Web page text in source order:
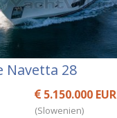
Navetta 28
5.150.000 EUR
(Slowenien)